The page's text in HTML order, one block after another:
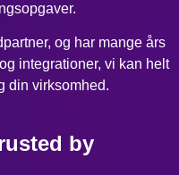
og har mange års
integrationer, vi kan helt
din virksomhed.
by